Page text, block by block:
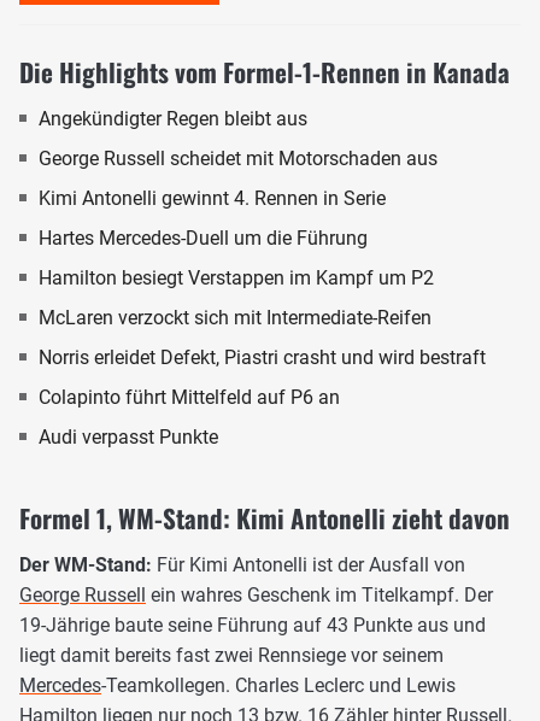
Die Highlights vom Formel-1-Rennen in Kanada
Angekündigter Regen bleibt aus
George Russell scheidet mit Motorschaden aus
Kimi Antonelli gewinnt 4. Rennen in Serie
Hartes Mercedes-Duell um die Führung
Hamilton besiegt Verstappen im Kampf um P2
McLaren verzockt sich mit Intermediate-Reifen
Norris erleidet Defekt, Piastri crasht und wird bestraft
Colapinto führt Mittelfeld auf P6 an
Audi verpasst Punkte
Formel 1, WM-Stand: Kimi Antonelli zieht davon
Der WM-Stand: Für Kimi Antonelli ist der Ausfall von
George Russell
ein wahres Geschenk im Titelkampf. Der
19-Jährige baute seine Führung auf 43 Punkte aus und
liegt damit bereits fast zwei Rennsiege vor seinem
Mercedes-Teamkollegen. Charles Leclerc und Lewis
Hamilton liegen nur noch 13 bzw. 16 Zähler hinter Russell.